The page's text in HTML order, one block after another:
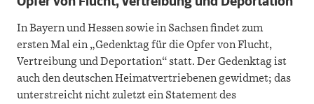
In Bayern und Hessen sowie in Sachsen findet zum
ersten Mal ein „Gedenktag für die Opfer von Flucht,
Vertreibung und Deportation“ statt. Der Gedenktag ist
auch den deutschen Heimatvertriebenen gewidmet; das
unterstreicht nicht zuletzt ein Statement des